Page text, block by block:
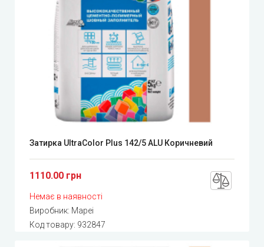
Затирка UltraColor Plus 142/5 ALU Коричневий
1110.00 грн
Немає в наявності
Виробник: Mapei
Код товару: 932847